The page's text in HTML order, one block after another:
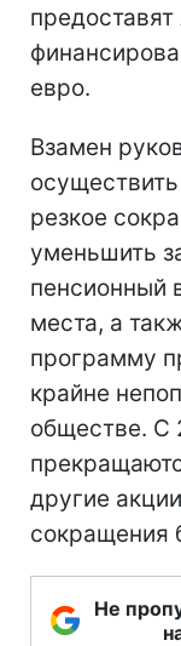
евро.
Взамен
резкое
уменьшить
пенсионный
места, а
программу
крайне
обществе. С
другие
сокращения
Не